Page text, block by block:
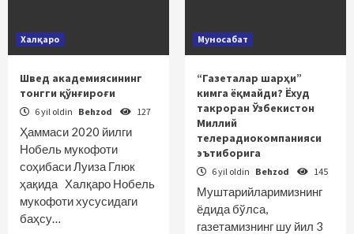
Халқаро
Швед академиясининг
тонгги қўнғироғи
6 yil oldin Behzod 127
Ҳаммаси 2020 йилги
Нобель мукофоти
соҳибаси Луиза Глюк
ҳақида Халқаро Нобель
мукофоти хусусидаги
баҳсу…
Муносабат
“Газеталар шарҳи”
кимга ёқмайди? Ёхуд
такроран Ўзбекистон
Миллий
телерадиокомпанияси
эътиборига
6 yil oldin Behzod 145
Муштарийларимизнинг
ёдида бўлса,
газетамизнинг шу йил 3